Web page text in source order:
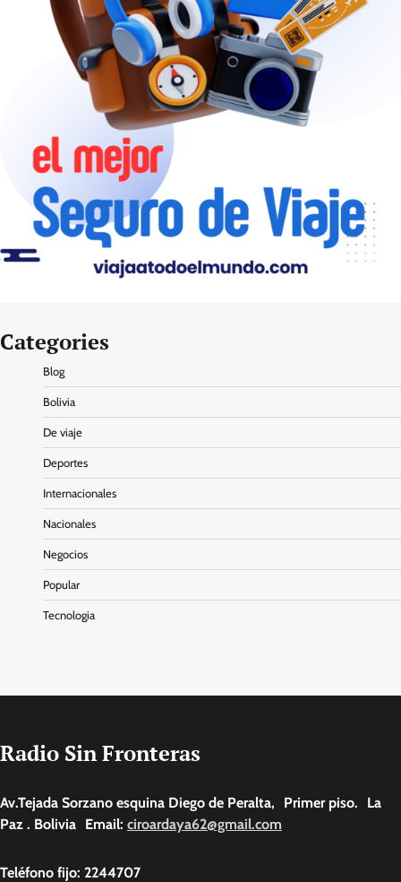
Categories
Blog
Bolivia
De viaje
Deportes
Internacionales
Nacionales
Negocios
Popular
Tecnologia
Radio Sin Fronteras
Av.Tejada Sorzano esquina Diego de Peralta, Primer piso. La
Paz . Bolivia Email: ciroardaya62@gmail.com
Teléfono fijo: 2244707